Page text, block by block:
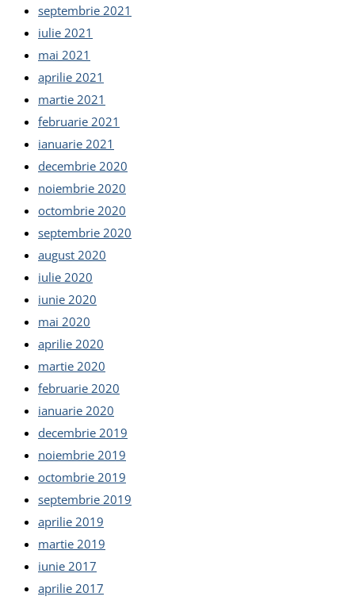
septembrie 2021
iulie 2021
mai 2021
aprilie 2021
martie 2021
februarie 2021
ianuarie 2021
decembrie 2020
noiembrie 2020
octombrie 2020
septembrie 2020
august 2020
iulie 2020
iunie 2020
mai 2020
aprilie 2020
martie 2020
februarie 2020
ianuarie 2020
decembrie 2019
noiembrie 2019
octombrie 2019
septembrie 2019
aprilie 2019
martie 2019
iunie 2017
aprilie 2017